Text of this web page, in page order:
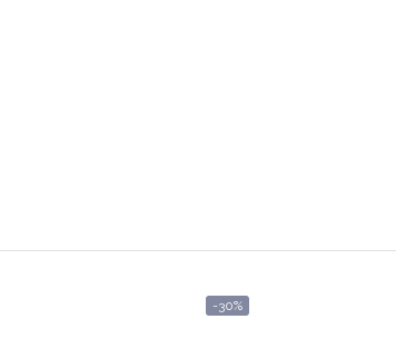
-30%